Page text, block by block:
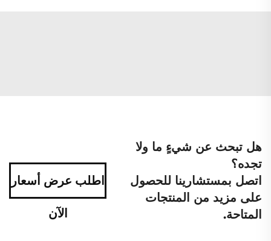
هل تبحث عن شيءٍ ما ولا
تجده؟
اتصل بمستشارينا للحصول
على مزيد من المنتجات
المتاحة.
اطلب عرض أسعار
الآن